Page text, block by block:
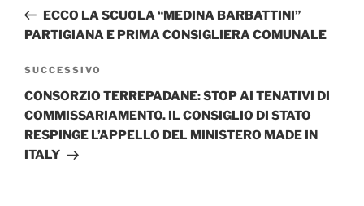
precedente:
ECCO LA SCUOLA “MEDINA BARBATTINI”
PARTIGIANA E PRIMA CONSIGLIERA COMUNALE
Articolo
successivo
SUCCESSIVO
CONSORZIO TERREPADANE: STOP AI TENATIVI DI
COMMISSARIAMENTO. IL CONSIGLIO DI STATO
RESPINGE L’APPELLO DEL MINISTERO MADE IN
ITALY